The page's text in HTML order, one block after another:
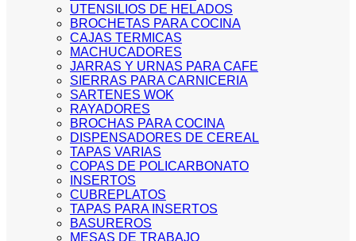
UTENSILIOS DE HELADOS
BROCHETAS PARA COCINA
CAJAS TERMICAS
MACHUCADORES
JARRAS Y URNAS PARA CAFE
SIERRAS PARA CARNICERIA
SARTENES WOK
RAYADORES
BROCHAS PARA COCINA
DISPENSADORES DE CEREAL
TAPAS VARIAS
COPAS DE POLICARBONATO
INSERTOS
CUBREPLATOS
TAPAS PARA INSERTOS
BASUREROS
MESAS DE TRABAJO